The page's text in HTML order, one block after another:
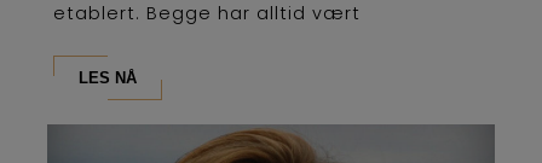
etablert. Begge har alltid vært
LES NÅ